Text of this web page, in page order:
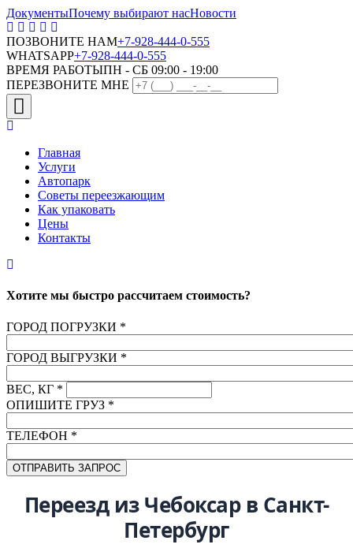
ДокументыПочему выбирают насНовости
ПОЗВОНИТЕ НАМ+7-928-444-0-555
WHATSAPP+7-928-444-0-555
ВРЕМЯ РАБОТЫПН - СБ 09:00 - 19:00
ПЕРЕЗВОНИТЕ МНЕ
Главная
Услуги
Автопарк
Советы переезжающим
Как упаковать
Цены
Контакты
Хотите мы быстро рассчитаем стоимость?
ГОРОД ПОГРУЗКИ *
ГОРОД ВЫГРУЗКИ *
ВЕС, КГ *
ОПИШИТЕ ГРУЗ *
ТЕЛЕФОН *
Переезд из Чебоксар в Санкт-
Петербург